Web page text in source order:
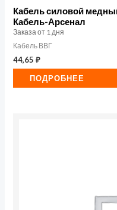
Кабель силовой
Кабель-Арсенал
Заказа от 1 дня
Кабель ВВГ
44,65₽
ПОДРОБНЕЕ